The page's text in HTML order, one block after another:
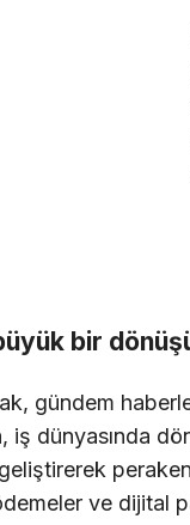
bir
gündem
dünyasında
ve dijital